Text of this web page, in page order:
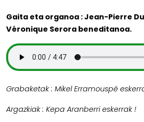
Gaita eta organoa : Jean-Pierre
Véronique Serora beneditanoa.
Grabaketak : Mikel Erramouspé
Argazkiak : Kepa Aranberri eskerrak !